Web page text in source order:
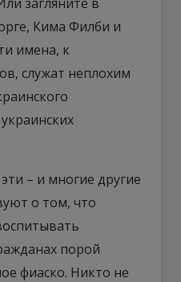
Кима Филби и
имена, к
служат неплохим
– и многие другие
о том, что
порой
фиаско. Никто не